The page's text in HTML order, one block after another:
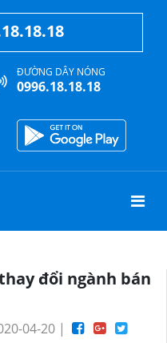
ĐƯỜNG DÂY NÓNG
0996.18.18.18
đổi ngành bán
04-20 |